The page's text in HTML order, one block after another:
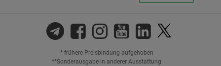
* frühere Preisbindung aufgehoben
**Sonderausgabe in anderer Ausstattung